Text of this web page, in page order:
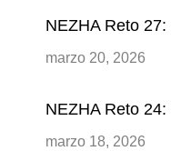
NEZHA Reto
marzo 20, 2026
NEZHA Reto
marzo 18, 2026